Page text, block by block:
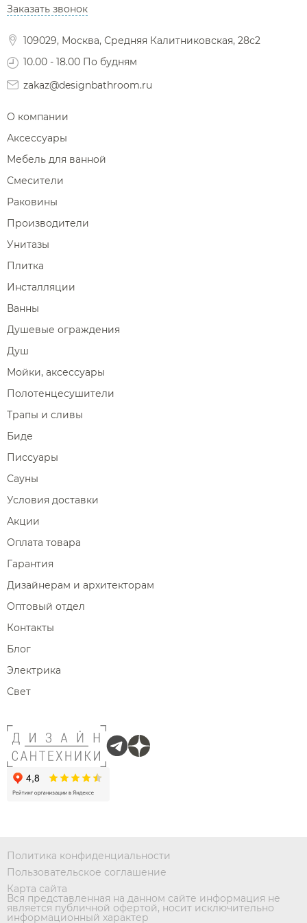
Диспенсеры ватных дисков
Заказать звонок
109029, Москва, Средняя Калитниковская, 28с2
10.00 - 18.00 По будням
zakaz@designbathroom.ru
О компании
Аксессуары
Мебель для ванной
Смесители
Раковины
Производители
Унитазы
Плитка
Инсталляции
Ванны
Душевые ограждения
Душ
Мойки, аксессуары
Полотенцесушители
Трапы и сливы
Биде
Писсуары
Сауны
Условия доставки
Акции
Оплата товара
Гарантия
Дизайнерам и архитекторам
Оптовый отдел
Контакты
Блог
Электрика
Свет
Политика конфиденциальности
Пользовательское соглашение
Карта сайта
Вся представленная на данном сайте информация не
является публичной офертой, носит исключительно
информационный характер